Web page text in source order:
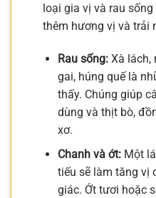
loại gia vị và rau
thêm hương vị và trải
Rau sống:Xà lách,
gai, húng quế là
thấy. Chúng giúp
dùng và thịt bò,
xơ.
Chanh và ớt:Một
tiếu sẽ làm tăng vị
giác. Ớt tươi hoặc